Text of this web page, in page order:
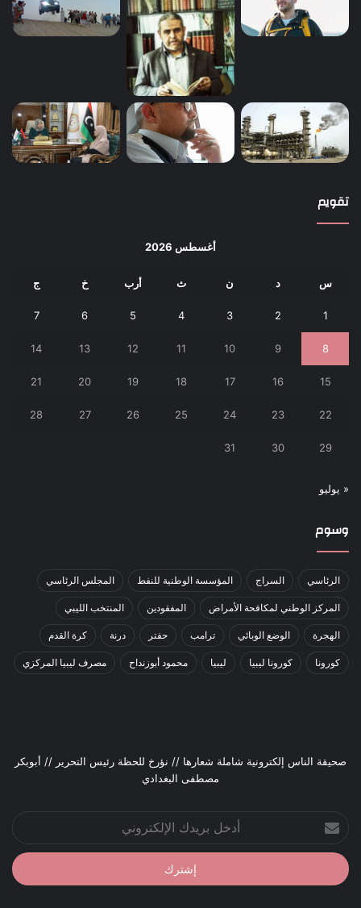
تقويم
أغسطس 2026
س د ن ث أرب خ ج
1
2
3
4
5
6
7
8
9
10
11
12
13
14
15
16
17
18
19
20
21
22
23
24
25
26
27
28
29
30
31
« يوليو
وسوم
الرئاسي السراج المؤسسة الوطنية للنفط المجلس الرئاسي
المركز الوطني لمكافحة الأمراض المفقودين المنتخب الليبي
الهجرة الوضع الوبائي ترامب حفتر درنة كرة القدم
كورونا كورونا ليبيا ليبيا محمود أبوزنداح مصرف ليبيا المركزي
صحيقة الناس إلكترونية شاملة شعارها // نؤرخ للحظة رئيس التحرير // أبوبكر
مصطفى البغدادي
بريدك
الإلكتروني